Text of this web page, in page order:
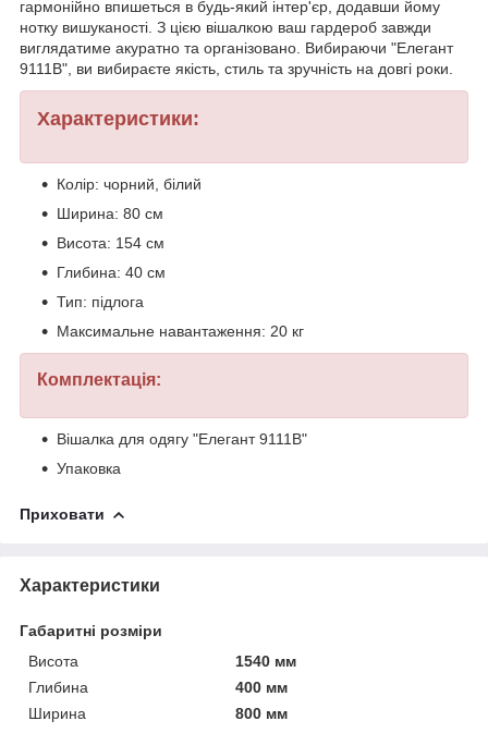
гармонійно впишеться в будь-який інтер'єр, додавши йому
нотку вишуканості. З цією вішалкою ваш гардероб завжди
виглядатиме акуратно та організовано. Вибираючи "Елегант
9111B", ви вибираєте якість, стиль та зручність на довгі роки.
Характеристики:
Колір: чорний, білий
Ширина: 80 см
Висота: 154 см
Глибина: 40 см
Тип: підлога
Максимальне навантаження: 20 кг
Комплектація:
Вішалка для одягу "Елегант 9111B"
Упаковка
Приховати
Характеристики
Габаритні розміри
Висота
1540 мм
Глибина
400 мм
Ширина
800 мм